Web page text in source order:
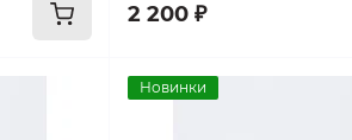
2 200 ₽
Новинки